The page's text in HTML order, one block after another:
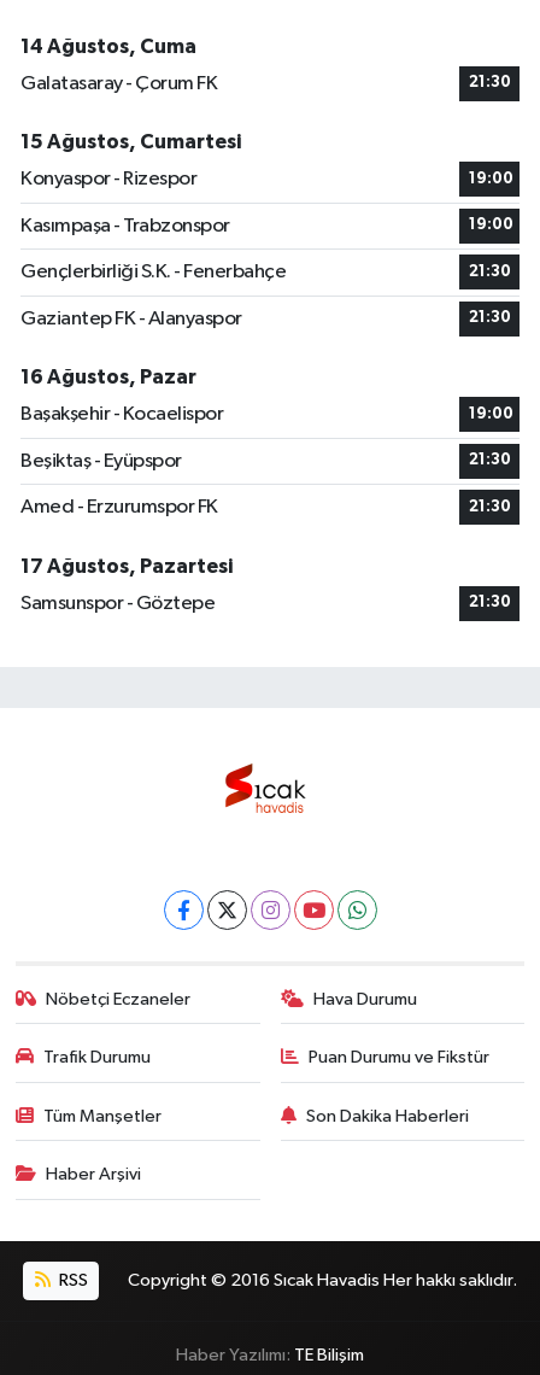
14 Ağustos, Cuma
Galatasaray - Çorum FK
21:30
15 Ağustos, Cumartesi
Konyaspor - Rizespor
19:00
Kasımpaşa - Trabzonspor 19:00
Gençlerbirliği S.K. - Fenerbahçe 21:30
Gaziantep FK - Alanyaspor 21:30
16 Ağustos, Pazar
Başakşehir - Kocaelispor
19:00
Beşiktaş - Eyüpspor 21:30
Amed - Erzurumspor FK 21:30
17 Ağustos, Pazartesi
Samsunspor - Göztepe
21:30
Nöbetçi Eczaneler Hava Durumu
Trafik Durumu Puan Durumu ve Fikstür
Tüm Manşetler Son Dakika Haberleri
Haber Arşivi
RSS Copyright © 2016 Sıcak Havadis Her hakkı saklıdır.
Haber Yazılımı: TE Bilişim